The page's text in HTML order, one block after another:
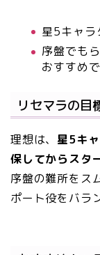
星5キャラ
序盤でも
おすすめで
リセマラの目
理想は、 星5キ
保してからスタ
序盤の難所をス
ポート役をバラ